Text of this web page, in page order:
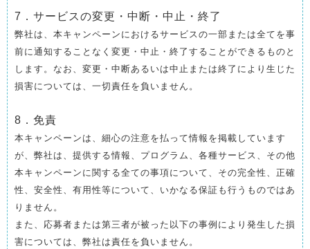
7．サービスの変更・中断・中止・終了
弊社は、本キャンペーンにおけるサービスの一部または全てを事
前に通知することなく変更・中止・終了することができるものと
します。なお、変更・中断あるいは中止または終了により生じた
損害については、一切責任を負いません。
8．免責
本キャンペーンは、細心の注意を払って情報を掲載しています
が、弊社は、提供する情報、プログラム、各種サービス、その他
本キャンペーンに関する全ての事項について、その完全性、正確
性、安全性、有用性等について、いかなる保証も行うものではあ
りません。
また、応募者または第三者が被った以下の事例により発生した損
害については、弊社は責任を負いません。